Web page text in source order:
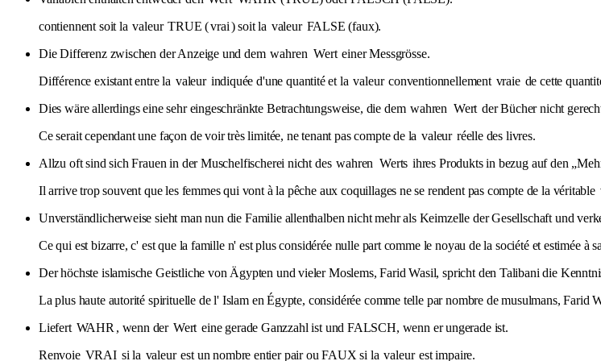
contiennent soit la valeur TRUE (vrai) soit la valeur FALSE (faux).
Die Differenz zwischen der Anzeige und dem wahren Wert einer Messgrösse.
Différence existant entre la valeur indiquée d'une quantité et la valeur conventionnellement vraie de cette
Dies wäre allerdings eine sehr eingeschränkte Betrachtungsweise, die dem wahren Wert der Bücher nicht
Ce serait cependant une façon de voir très limitée, ne tenant pas compte de la valeur réelle des livres.
Allzu oft sind sich Frauen in der Muschelfischerei nicht des wahren Werts ihres Produkts in bezug auf den
Il arrive trop souvent que les femmes qui vont à la pêche aux coquillages ne se rendent pas compte de la véritable
Unverständlicherweise sieht man nun die Familie allenthalben nicht mehr als Keimzelle der Gesellschaft und
Ce qui est bizarre, c' est que la famille n' est plus considérée nulle part comme le noyau de la société et estimée à
Der höchste islamische Geistliche von Ägypten und vieler Moslems, Farid Wasil, spricht den Talibani die
La plus haute autorité spirituelle de l' Islam en Égypte, considérée comme telle par nombre de musulmans, Farid
Liefert WAHR , wenn der Wert eine gerade Ganzzahl ist und FALSCH, wenn er ungerade ist.
Renvoie VRAI si la valeur est un nombre entier pair ou FAUX si la valeur est impaire.